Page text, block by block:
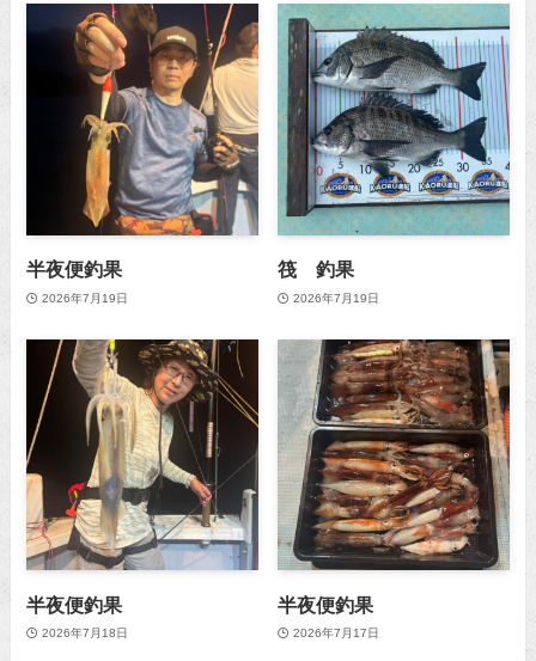
半夜便釣果
2026年7月19日
筏 釣果
2026年7月19日
半夜便釣果
2026年7月18日
半夜便釣果
2026年7月17日